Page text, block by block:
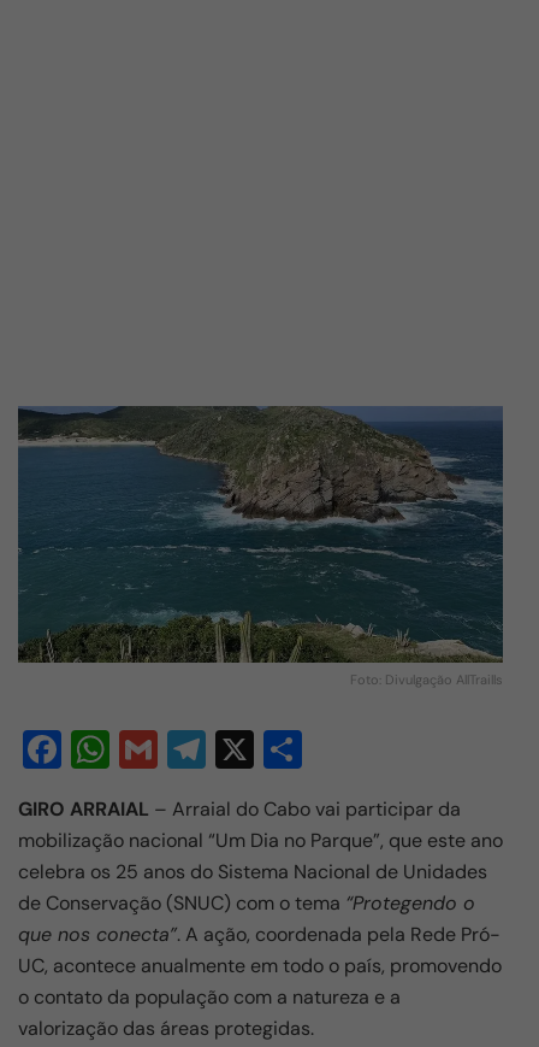
Foto: Divulgação AllTraills
F
c
e
b
o
o
k
W
at
s
A
p
p
G
ail
T
el
e
gr
a
m
X
ar
e
GIRO ARRAIAL – Arraial do Cabo vai participar da
mobilização nacional “Um Dia no Parque”, que este ano
celebra os 25 anos do Sistema Nacional de Unidades
de Conservação (SNUC) com o tema “Protegendo o
que nos conecta”. A ação, coordenada pela Rede Pró-
UC, acontece anualmente em todo o país, promovendo
o contato da população com a natureza e a
valorização das áreas protegidas.